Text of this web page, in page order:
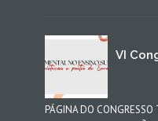
VI
PÁGINA DO